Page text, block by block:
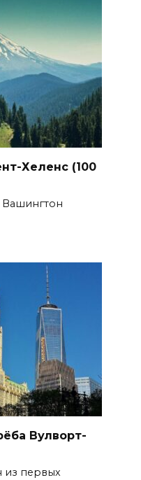
Хеленс (100
Вашингтон
Вулворт-
из первых